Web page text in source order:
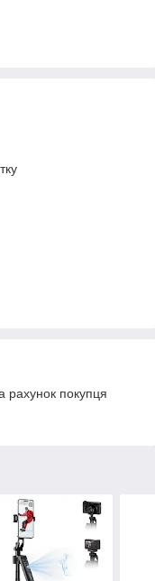
рахунок покупця